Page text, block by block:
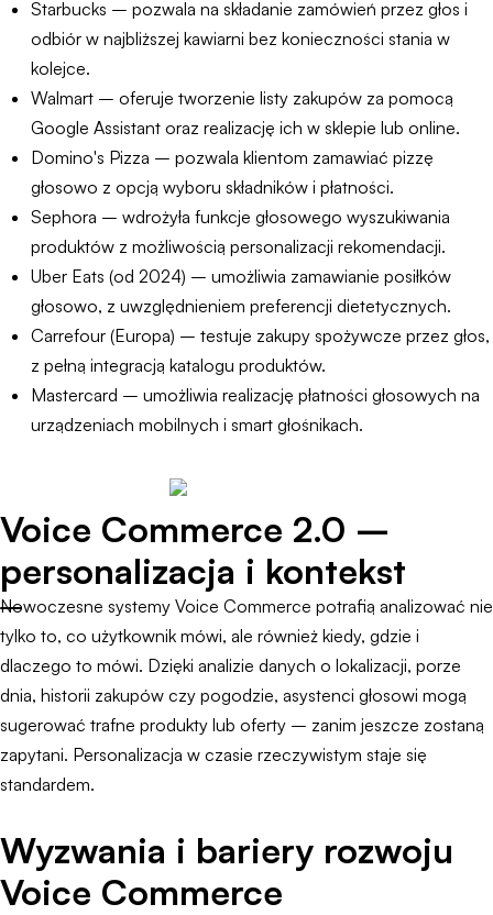
Starbucks – pozwala na składanie zamówień przez głos i
odbiór w najbliższej kawiarni bez konieczności stania w
kolejce.
Walmart – oferuje tworzenie listy zakupów za pomocą
Google Assistant oraz realizację ich w sklepie lub online.
Domino's Pizza – pozwala klientom zamawiać pizzę
głosowo z opcją wyboru składników i płatności.
Sephora – wdrożyła funkcje głosowego wyszukiwania
produktów z możliwością personalizacji rekomendacji.
Uber Eats (od 2024) – umożliwia zamawianie posiłków
głosowo, z uwzględnieniem preferencji dietetycznych.
Carrefour (Europa) – testuje zakupy spożywcze przez głos,
z pełną integracją katalogu produktów.
Mastercard – umożliwia realizację płatności głosowych na
urządzeniach mobilnych i smart głośnikach.
Voice Commerce 2.0 –
personalizacja i kontekst
Nowoczesne systemy Voice Commerce potrafią analizować nie
tylko to, co użytkownik mówi, ale również kiedy, gdzie i
dlaczego to mówi. Dzięki analizie danych o lokalizacji, porze
dnia, historii zakupów czy pogodzie, asystenci głosowi mogą
sugerować trafne produkty lub oferty – zanim jeszcze zostaną
zapytani. Personalizacja w czasie rzeczywistym staje się
standardem.
Wyzwania i bariery rozwoju
Voice Commerce